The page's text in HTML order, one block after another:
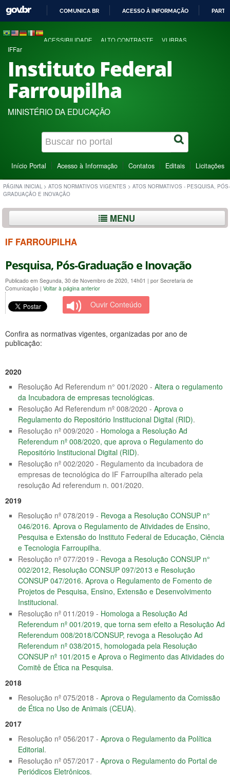
COMUNICA BR ACESSO À INFORMAÇÃO
ACESSIBILIDADE ALTO CONTRASTE VLIBRAS
IFFar
Instituto Federal
Farroupilha
MINISTÉRIO DA EDUCAÇÃO
Início Portal Acesso à Informação Contatos Editais Licitações
PÁGINA INICIAL > ATOS NORMATIVOS VIGENTES > ATOS NORMATIVOS - PESQUISA, PÓS-
GRADUAÇÃO E INOVAÇÃO
MENU
IF FARROUPILHA
Pesquisa, Pós-Graduação e Inovação
Publicado em Segunda, 30 de Novembro de 2020, 14h01 | por Secretaria de
Comunicação | Voltar à página anterior
Ouvir Conteúdo
Confira as normativas vigentes, organizadas por ano de
publicação:
2020
Resolução Ad Referendum n° 001/2020 - Altera o regulamento
da Incubadora de empresas tecnológicas.
Resolução Ad Referendum nº 008/2020 - Aprova o
Regulamento do Repositório Institucional Digital (RID).
Resolução nº 009/2020 - Homologa a Resolução Ad
Referendum nº 008/2020, que aprova o Regulamento do
Repositório Institucional Digital (RID).
Resolução nº 002/2020 - Regulamento da incubadora de
empresas de tecnológica do IF Farroupilha alterado pela
resolução Ad referendum n. 001/2020.
2019
Resolução nº 078/2019 - Revoga a Resolução CONSUP n°
046/2016. Aprova o Regulamento de Atividades de Ensino,
Pesquisa e Extensão do Instituto Federal de Educação, Ciência
e Tecnologia Farroupilha.
Resolução nº 077/2019 - Revoga a Resolução CONSUP n°
002/2012, Resolução CONSUP 097/2013 e Resolução
CONSUP 047/2016. Aprova o Regulamento de Fomento de
Projetos de Pesquisa, Ensino, Extensão e Desenvolvimento
Institucional.
Resolução nº 011/2019 - Homologa a Resolução Ad
Referendum nº 001/2019, que torna sem efeito a Resolução Ad
Referendum 008/2018/CONSUP, revoga a Resolução Ad
Referendum nº 038/2015, homologada pela Resolução
CONSUP nº 101/2015 e Aprova o Regimento das Atividades do
Comitê de Ética na Pesquisa.
2018
Resolução nº 075/2018 - Aprova o Regulamento da Comissão
de Ética no Uso de Animais (CEUA).
2017
Resolução nº 056/2017 - Aprova o Regulamento da Política
Editorial.
Resolução nº 057/2017 - Aprova o Regulamento do Portal de
Periódicos Eletrônicos.